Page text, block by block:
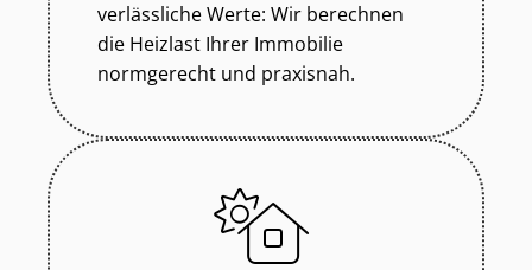
verlässliche Werte: Wir berechnen
die Heizlast Ihrer Immobilie
normgerecht und praxisnah.